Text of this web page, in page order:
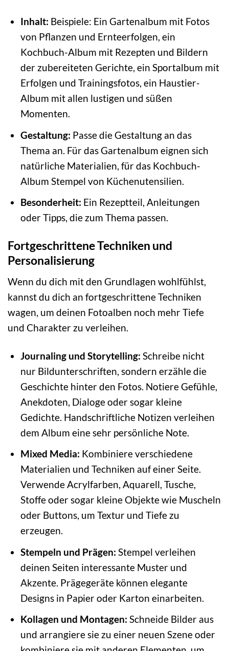
Inhalt: Beispiele: Ein Gartenalbum mit Fotos
von Pflanzen und Ernteerfolgen, ein
Kochbuch-Album mit Rezepten und Bildern
der zubereiteten Gerichte, ein Sportalbum mit
Erfolgen und Trainingsfotos, ein Haustier-
Album mit allen lustigen und süßen
Momenten.
Gestaltung: Passe die Gestaltung an das
Thema an. Für das Gartenalbum eignen sich
natürliche Materialien, für das Kochbuch-
Album Stempel von Küchenutensilien.
Besonderheit: Ein Rezeptteil, Anleitungen
oder Tipps, die zum Thema passen.
Fortgeschrittene Techniken und
Personalisierung
Wenn du dich mit den Grundlagen wohlfühlst,
kannst du dich an fortgeschrittene Techniken
wagen, um deinen Fotoalben noch mehr Tiefe
und Charakter zu verleihen.
Journaling und Storytelling: Schreibe nicht
nur Bildunterschriften, sondern erzähle die
Geschichte hinter den Fotos. Notiere Gefühle,
Anekdoten, Dialoge oder sogar kleine
Gedichte. Handschriftliche Notizen verleihen
dem Album eine sehr persönliche Note.
Mixed Media: Kombiniere verschiedene
Materialien und Techniken auf einer Seite.
Verwende Acrylfarben, Aquarell, Tusche,
Stoffe oder sogar kleine Objekte wie Muscheln
oder Buttons, um Textur und Tiefe zu
erzeugen.
Stempeln und Prägen: Stempel verleihen
deinen Seiten interessante Muster und
Akzente. Prägegeräte können elegante
Designs in Papier oder Karton einarbeiten.
Kollagen und Montagen: Schneide Bilder aus
und arrangiere sie zu einer neuen Szene oder